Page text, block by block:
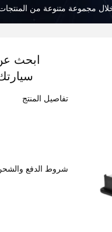
مجموعة متنوعة من
ابحث
تفاصيل المنتج
شروط الدفع